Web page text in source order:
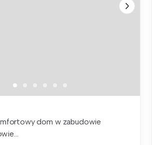
dom w zabudowie